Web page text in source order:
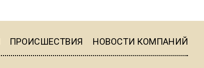
Telegram после обвинений
ПРОИСШЕСТВИЯ НОВОСТИ КОМПАНИЙ